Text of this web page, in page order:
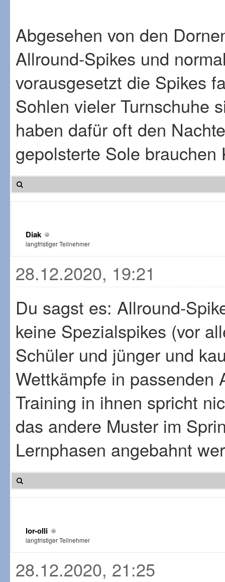
Abgesehen von den
Allround-Spikes und
vorausgesetzt die Spikes
Sohlen vieler Turnschuhe
haben dafür oft den
gepolsterte Sole brauchen
Diak
langfristiger Teilnehmer
28.12.2020, 19:21
Du sagst es: Allround-
keine Spezialspikes (vor
Schüler und jünger und
Wettkämpfe in passenden
Training in ihnen spricht
das andere Muster im
Lernphasen angebahnt
lor-olli
langfristiger Teilnehmer
28.12.2020, 21:25